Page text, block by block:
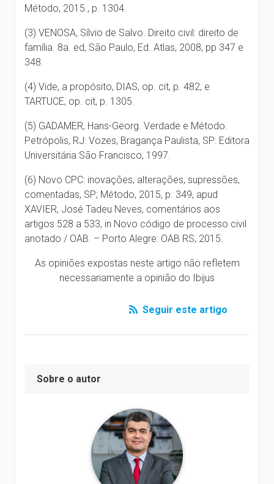
Método, 2015., p. 1304.
(3) VENOSA, Sílvio de Salvo. Direito civil: direito de
família. 8a. ed, São Paulo, Ed. Atlas, 2008, pp 347 e
348.
(4) Vide, a propósito, DIAS, op. cit, p. 482, e
TARTUCE, op. cit, p. 1305.
(5) GADAMER, Hans-Georg. Verdade e Método.
Petrópolis, RJ: Vozes, Bragança Paulista, SP: Editora
Universitária São Francisco, 1997.
(6) Novo CPC: inovações, alterações, supressões,
comentadas, SP; Método, 2015, p. 349, apud
XAVIER, José Tadeu Neves, comentários aos
artigos 528 a 533, in Novo código de processo civil
anotado / OAB. – Porto Alegre: OAB RS, 2015.
As opiniões expostas neste artigo não refletem
necessariamente a opinião do Ibijus
Seguir este artigo
Sobre o autor